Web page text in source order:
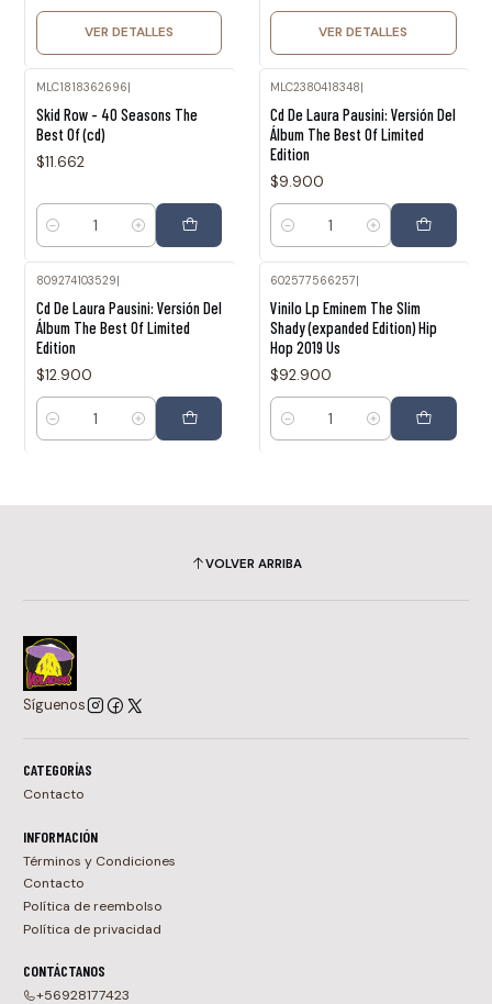
VER DETALLES VER DETALLES
MLC1818362696
Skid Row - 40 Seasons The
Best Of (cd)
$11.662
Cantidad
MLC2380418348
Cd De Laura Pausini: Versión Del
Álbum The Best Of Limited
Edition
$9.900
Cantidad
809274103529|
Cd De Laura Pausini: Versión Del
Álbum The Best Of Limited
Edition
$12.900
Cantidad
602577566257|
Vinilo Lp Eminem The Slim
Shady (expanded Edition) Hip
Hop 2019 Us
$92.900
Cantidad
VOLVER ARRIBA
Síguenos
CATEGORÍAS
Contacto
INFORMACIÓN
Términos y Condiciones
Contacto
Política de reembolso
Política de privacidad
CONTÁCTANOS
+56928177423